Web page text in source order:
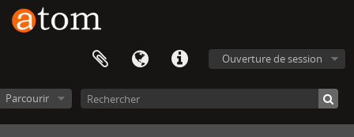
Ouverture de session
Parcourir